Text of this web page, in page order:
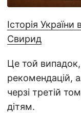
Історія
Свирид
Це той
рекомендацій,
черзі третій
дітям.